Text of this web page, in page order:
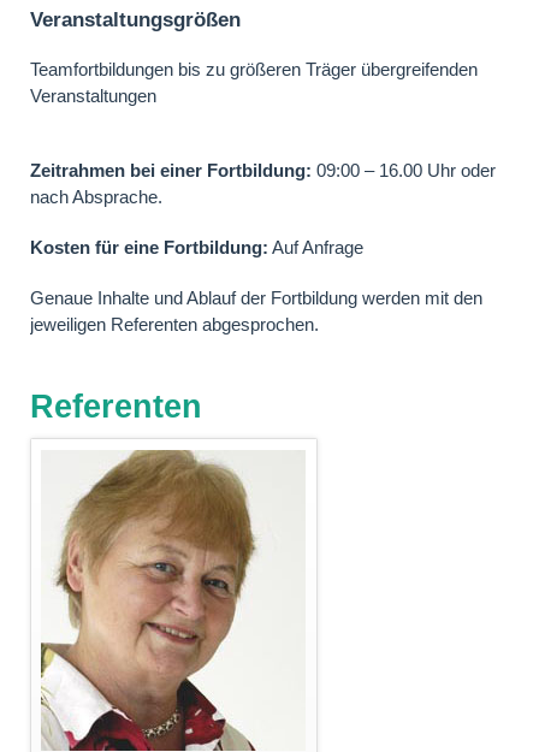
Veranstaltungsgrößen
Teamfortbildungen bis zu größeren Träger übergreifenden
Veranstaltungen
Zeitrahmen bei einer Fortbildung: 09:00 – 16.00 Uhr oder
nach Absprache.
Kosten für eine Fortbildung: Auf Anfrage
Genaue Inhalte und Ablauf der Fortbildung werden mit den
jeweiligen Referenten abgesprochen.
Referenten